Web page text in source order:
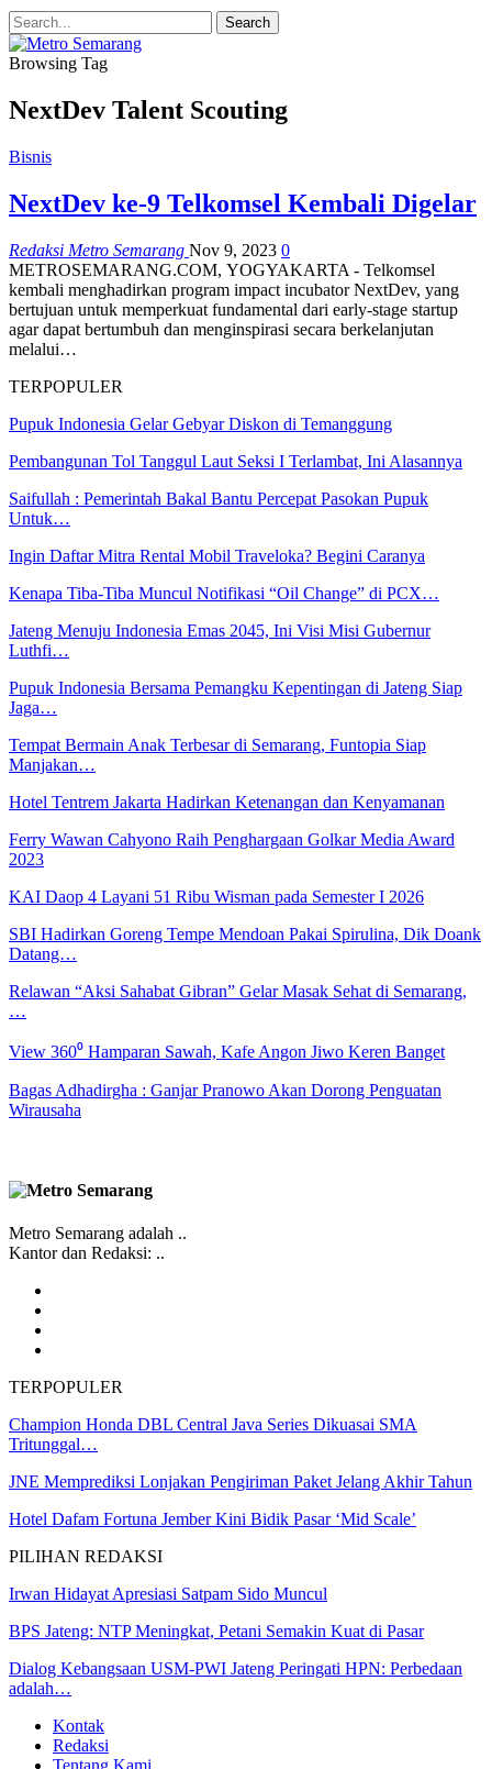
Browsing Tag
NextDev Talent Scouting
Bisnis
NextDev ke-9 Telkomsel Kembali Digelar
Redaksi Metro Semarang Nov 9, 2023 0
METROSEMARANG.COM, YOGYAKARTA - Telkomsel
kembali menghadirkan program impact incubator NextDev, yang
bertujuan untuk memperkuat fundamental dari early-stage startup
agar dapat bertumbuh dan menginspirasi secara berkelanjutan
melalui…
TERPOPULER
Pupuk Indonesia Gelar Gebyar Diskon di Temanggung
Pembangunan Tol Tanggul Laut Seksi I Terlambat, Ini Alasannya
Saifullah : Pemerintah Bakal Bantu Percepat Pasokan Pupuk
Untuk…
Ingin Daftar Mitra Rental Mobil Traveloka? Begini Caranya
Kenapa Tiba-Tiba Muncul Notifikasi “Oil Change” di PCX…
Jateng Menuju Indonesia Emas 2045, Ini Visi Misi Gubernur
Luthfi…
Pupuk Indonesia Bersama Pemangku Kepentingan di Jateng Siap
Jaga…
Tempat Bermain Anak Terbesar di Semarang, Funtopia Siap
Manjakan…
Hotel Tentrem Jakarta Hadirkan Ketenangan dan Kenyamanan
Ferry Wawan Cahyono Raih Penghargaan Golkar Media Award
2023
KAI Daop 4 Layani 51 Ribu Wisman pada Semester I 2026
SBI Hadirkan Goreng Tempe Mendoan Pakai Spirulina, Dik Doank
Datang…
Relawan “Aksi Sahabat Gibran” Gelar Masak Sehat di Semarang,
…
View 360⁰ Hamparan Sawah, Kafe Angon Jiwo Keren Banget
Bagas Adhadirgha : Ganjar Pranowo Akan Dorong Penguatan
Wirausaha
Metro Semarang adalah ..
Kantor dan Redaksi: ..
TERPOPULER
Champion Honda DBL Central Java Series Dikuasai SMA
Tritunggal…
JNE Memprediksi Lonjakan Pengiriman Paket Jelang Akhir Tahun
Hotel Dafam Fortuna Jember Kini Bidik Pasar ‘Mid Scale’
PILIHAN REDAKSI
Irwan Hidayat Apresiasi Satpam Sido Muncul
BPS Jateng: NTP Meningkat, Petani Semakin Kuat di Pasar
Dialog Kebangsaan USM-PWI Jateng Peringati HPN: Perbedaan
adalah…
Kontak
Redaksi